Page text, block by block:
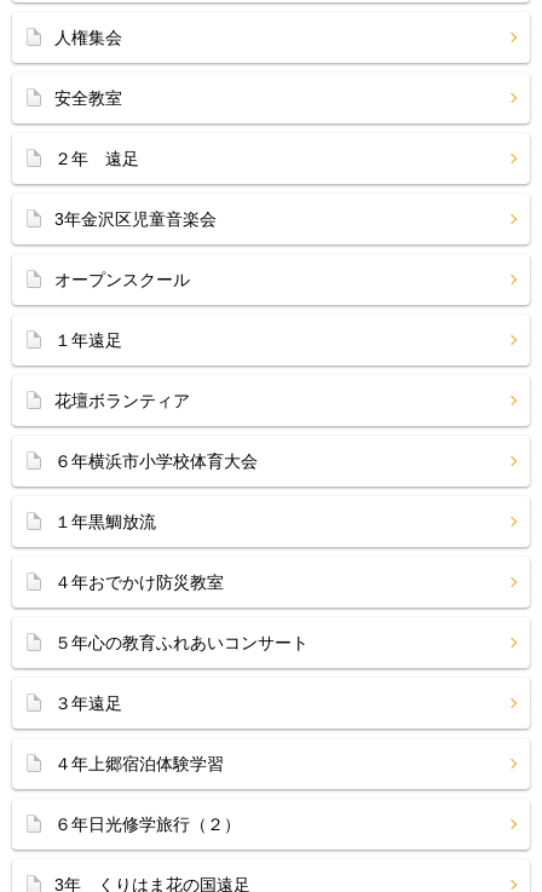
人権集会
安全教室
２年 遠足
3年金沢区児童音楽会
オープンスクール
１年遠足
花壇ボランティア
６年横浜市小学校体育大会
１年黒鯛放流
４年おでかけ防災教室
５年心の教育ふれあいコンサート
３年遠足
４年上郷宿泊体験学習
６年日光修学旅行（２）
3年 くりはま花の国遠足